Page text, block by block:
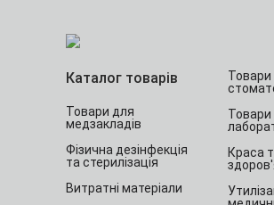
Каталог товарів
Товари для
медзакладів
Фізична дезінфекція
та стерилізація
Витратні матеріали
Товари
Товари
Краса